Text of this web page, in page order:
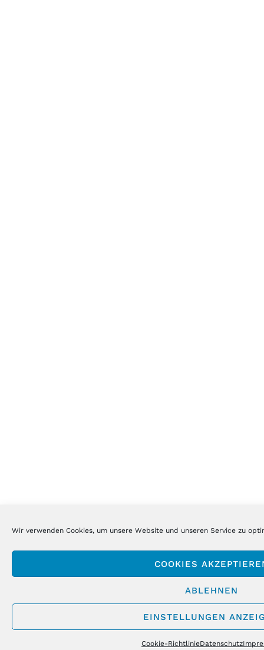
Wir verwenden Cookies, um unsere Website und unseren Service zu
COOKIES
ABLEHNEN
EINSTELLUNGEN
Cookie-RichtlinieDatenschutz